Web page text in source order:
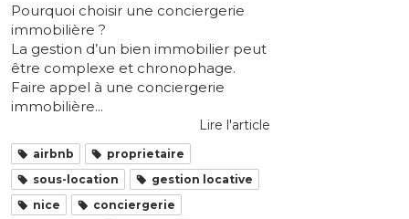
Pourquoi choisir une conciergerie
immobilière ?
La gestion d’un bien immobilier peut
être complexe et chronophage.
Faire appel à une conciergerie
immobilière...
Lire l'article
airbnb
proprietaire
sous-location
gestion locative
nice
conciergerie